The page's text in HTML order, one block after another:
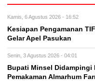
Kamis, 6 Agustus 2026 - 16:52
Kesiapan Pengamanan
Gelar Apel Pasukan
Senin, 3 Agustus 2026 - 04:01
Bupati Minsel Didampingi
Pemakaman Almarhum